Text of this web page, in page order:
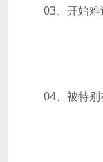
03、开始难
04、被特别